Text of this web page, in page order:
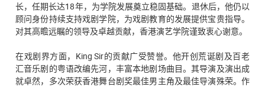
长，任期长达18年，为学院发展奠立稳固基础。退休后，他仍以
顾问身份持续支持戏剧学院，为戏剧教育的发展提供宝贵指导。
对其高瞻远瞩的领导及卓越贡献，香港演艺学院谨致衷心谢意。
在戏剧界方面，King Sir的贡献广受赞誉。他开创荒诞剧及百老
汇音乐剧的粤语改编先河，丰富本地剧场曲目。其导演及演出成
就卓然，多次荣获香港舞台剧奖最佳男主角及最佳导演殊荣。作